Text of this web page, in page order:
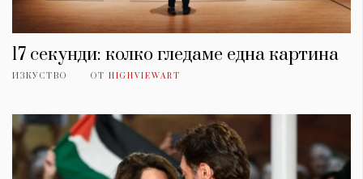
17 секунди: колко гледаме една картина
ИЗКУСТВО ОТ HIGHVIEWART